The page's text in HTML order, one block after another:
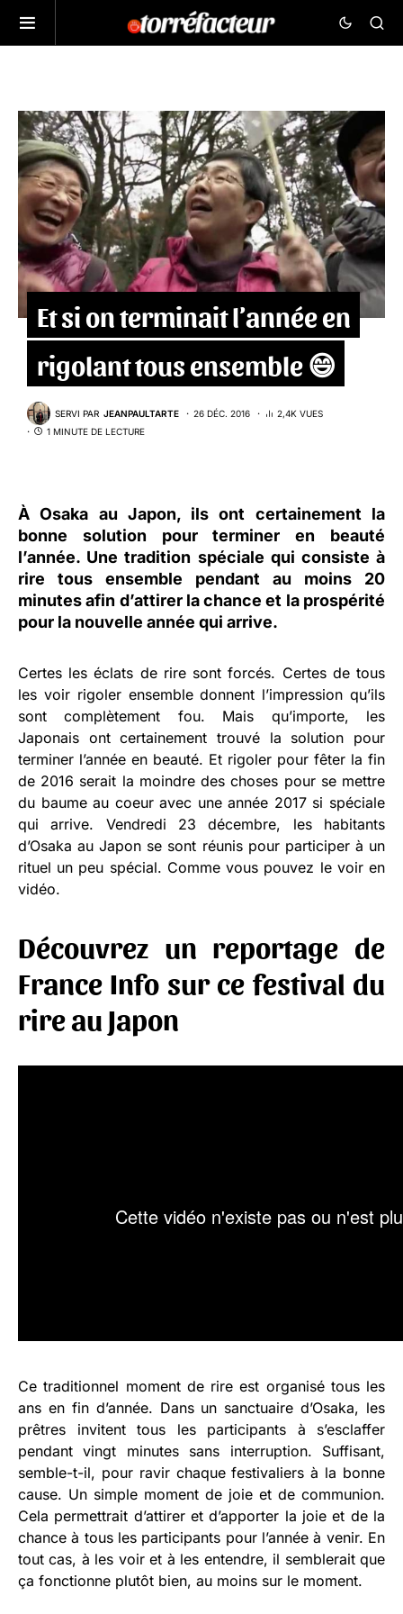
Et si on terminait l’année en
rigolant tous ensemble 😄
SERVI PAR JEANPAULTARTE 26 DÉC. 2016
2,4K VUES
1 MINUTE DE LECTURE
À Osaka au Japon, ils ont certainement la
bonne solution pour terminer en beauté
l’année. Une tradition spéciale qui consiste à
rire tous ensemble pendant au moins 20
minutes afin d’attirer la chance et la prospérité
pour la nouvelle année qui arrive.
Certes les éclats de rire sont forcés. Certes de tous
les voir rigoler ensemble donnent l’impression qu’ils
sont complètement fou. Mais qu’importe, les
Japonais ont certainement trouvé la solution pour
terminer l’année en beauté. Et rigoler pour fêter la fin
de 2016 serait la moindre des choses pour se mettre
du baume au coeur avec une année 2017 si spéciale
qui arrive. Vendredi 23 décembre, les habitants
d’Osaka au Japon se sont réunis pour participer à un
rituel un peu spécial. Comme vous pouvez le voir en
vidéo.
Découvrez un reportage de
France Info sur ce festival du
rire au Japon
Ce traditionnel moment de rire est organisé tous les
ans en fin d’année. Dans un sanctuaire d’Osaka, les
prêtres invitent tous les participants à s’esclaffer
pendant vingt minutes sans interruption. Suffisant,
semble-t-il, pour ravir chaque festivaliers à la bonne
cause. Un simple moment de joie et de communion.
Cela permettrait d’attirer et d’apporter la joie et de la
chance à tous les participants pour l’année à venir. En
tout cas, à les voir et à les entendre, il semblerait que
ça fonctionne plutôt bien, au moins sur le moment.